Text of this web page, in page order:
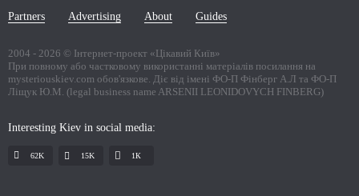
Partners Advertising About Guides
2004 - 2026 © Інтернет-проект «Цікавий Київ»
При повному або частковому використанні матеріалів посилання на
mysteriouskiev.com обов'язкове. Діє від імені ФО-П Фінберг А.Л та ФО-П
Ліщук Ю.М. (legal business name ARSENII LEONIDOVYCH FINBERG)
Interesting Kiev in social media:
62K 15K 1К